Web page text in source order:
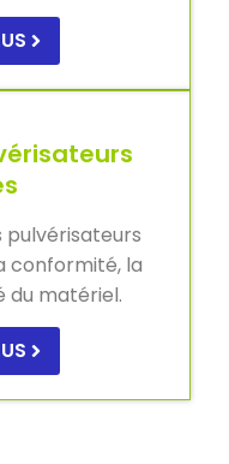
conformité, la
du matériel.